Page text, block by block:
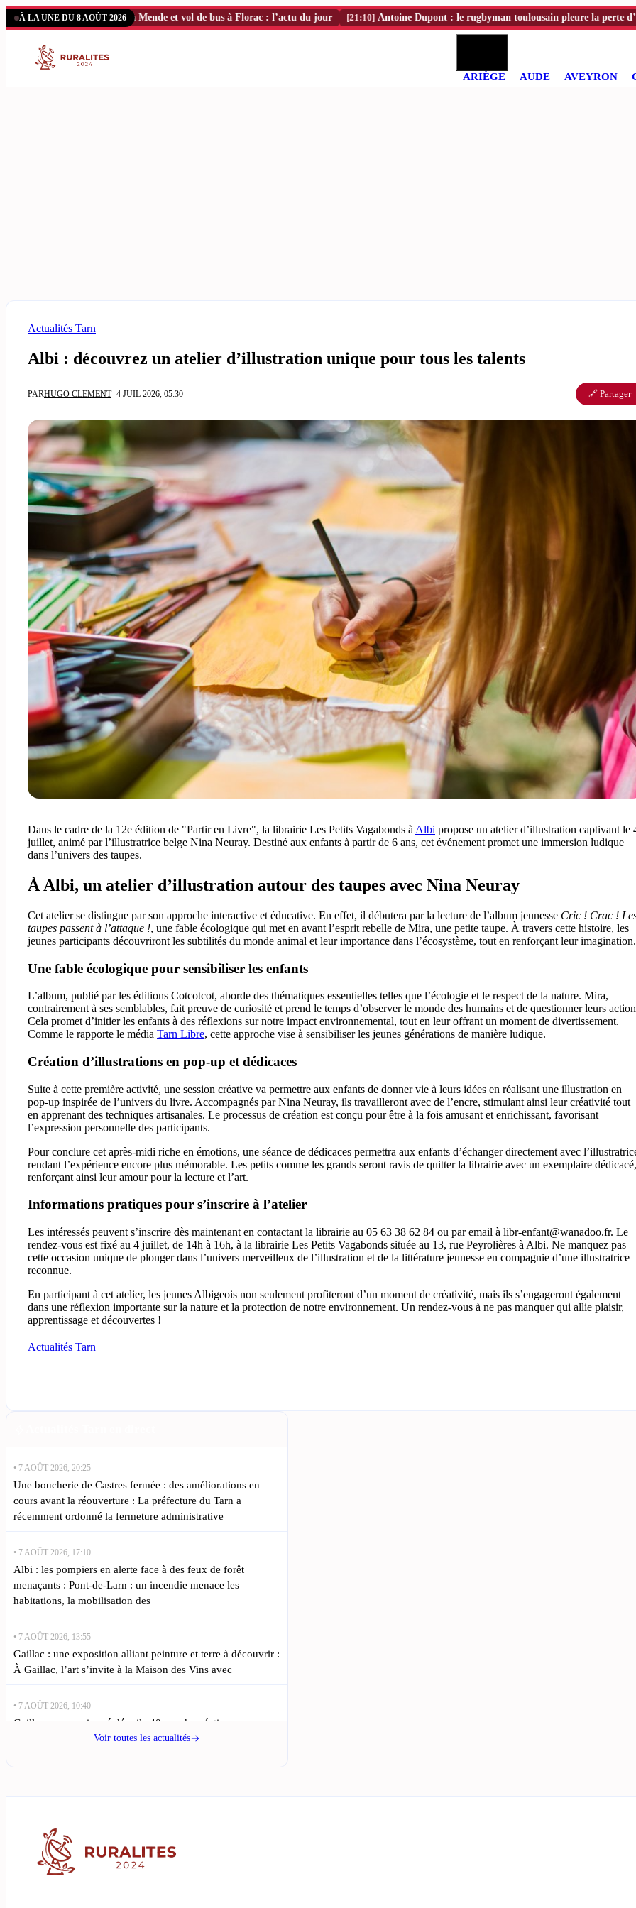
Aller
au À LA UNE DU 8 AOÛT 2026
Lozère, fièvre équine à Mende et vol de bus à Florac : l’actu du jour [21:10] Antoine Dupont : le rugbyman toulousain pleure la perte d’un
ARIÈGE AUDE AVEYRON
Actualités Tarn
Albi : découvrez un atelier d’illustration unique pour tous les talents
PARHUGO CLEMENT- 4 JUIL 2026, 05:30 🔗 Partager
Dans le cadre de la 12e édition de "Partir en Livre", la librairie Les Petits Vagabonds à Albi propose un atelier d’illustration captivant le
juillet, animé par l’illustratrice belge Nina Neuray. Destiné aux enfants à partir de 6 ans, cet événement promet une immersion ludique
dans l’univers des taupes.
À Albi, un atelier d’illustration autour des taupes avec Nina Neuray
Cet atelier se distingue par son approche interactive et éducative. En effet, il débutera par la lecture de l’album jeunesse Cric ! Crac !
taupes passent à l’attaque !, une fable écologique qui met en avant l’esprit rebelle de Mira, une petite taupe. À travers cette histoire, les
jeunes participants découvriront les subtilités du monde animal et leur importance dans l’écosystème, tout en renforçant leur imagination.
Une fable écologique pour sensibiliser les enfants
L’album, publié par les éditions Cotcotcot, aborde des thématiques essentielles telles que l’écologie et le respect de la nature. Mira,
contrairement à ses semblables, fait preuve de curiosité et prend le temps d’observer le monde des humains et de questionner leurs
Cela promet d’initier les enfants à des réflexions sur notre impact environnemental, tout en leur offrant un moment de divertissement.
Comme le rapporte le média Tarn Libre, cette approche vise à sensibiliser les jeunes générations de manière ludique.
Création d’illustrations en pop-up et dédicaces
Suite à cette première activité, une session créative va permettre aux enfants de donner vie à leurs idées en réalisant une illustration en
pop-up inspirée de l’univers du livre. Accompagnés par Nina Neuray, ils travailleront avec de l’encre, stimulant ainsi leur créativité tout
en apprenant des techniques artisanales. Le processus de création est conçu pour être à la fois amusant et enrichissant, favorisant
l’expression personnelle des participants.
Pour conclure cet après-midi riche en émotions, une séance de dédicaces permettra aux enfants d’échanger directement avec
rendant l’expérience encore plus mémorable. Les petits comme les grands seront ravis de quitter la librairie avec un exemplaire dédicacé,
renforçant ainsi leur amour pour la lecture et l’art.
Informations pratiques pour s’inscrire à l’atelier
Les intéressés peuvent s’inscrire dès maintenant en contactant la librairie au 05 63 38 62 84 ou par email à libr-enfant@wanadoo.fr. Le
rendez-vous est fixé au 4 juillet, de 14h à 16h, à la librairie Les Petits Vagabonds située au 13, rue Peyrolières à Albi. Ne manquez pas
cette occasion unique de plonger dans l’univers merveilleux de l’illustration et de la littérature jeunesse en compagnie d’une illustratrice
reconnue.
En participant à cet atelier, les jeunes Albigeois non seulement profiteront d’un moment de créativité, mais ils s’engageront également
dans une réflexion importante sur la nature et la protection de notre environnement. Un rendez-vous à ne pas manquer qui allie plaisir,
apprentissage et découvertes !
Actualités Tarn
• 7 AOÛT 2026, 20:25
Une boucherie de Castres fermée : des améliorations en
cours avant la réouverture : La préfecture du Tarn a
récemment ordonné la fermeture administrative
• 7 AOÛT 2026, 17:10
Albi : les pompiers en alerte face à des feux de forêt
menaçants : Pont-de-Larn : un incendie menace les
habitations, la mobilisation des
• 7 AOÛT 2026, 13:55
Gaillac : une exposition alliant peinture et terre à découvrir :
À Gaillac, l’art s’invite à la Maison des Vins avec
• 7 AOÛT 2026, 10:40
Gaillac : un passionné dévoile 40 ans de créations
miniatures fascinantes : Dans le Tarn, un groupe de
• 6 AOÛT 2026, 18:20
La Maison Yves Thuriès réunit ses franchisés à Albi pour sa
Voir toutes les actualités